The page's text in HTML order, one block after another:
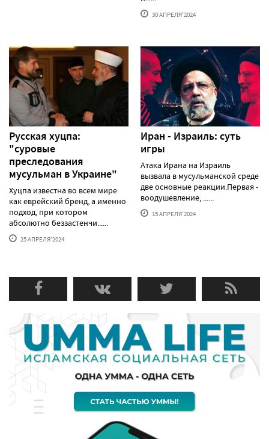
30 АПРЕЛЯ'2024
Русская хуцпа:
"суровые
преследования
мусульман в Украине"
Хуцпа известна во всем мире
как еврейский бренд, а именно
подход, при котором
абсолютно беззастенчи......
25 АПРЕЛЯ'2024
Иран - Израиль: суть
игры
Атака Ирана на Израиль
вызвала в мусульманской среде
две основные реакции.Первая -
воодушевление, ......
15 АПРЕЛЯ'2024